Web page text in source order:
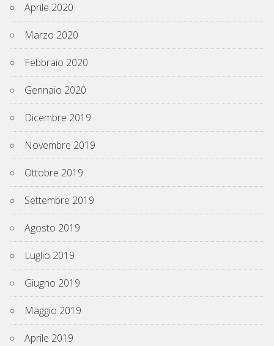
Aprile 2020
Marzo 2020
Febbraio 2020
Gennaio 2020
Dicembre 2019
Novembre 2019
Ottobre 2019
Settembre 2019
Agosto 2019
Luglio 2019
Giugno 2019
Maggio 2019
Aprile 2019